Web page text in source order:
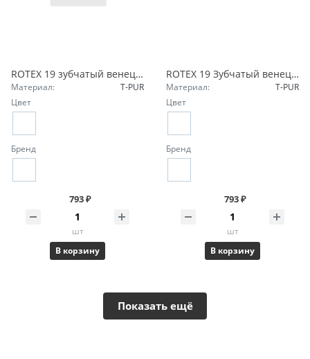
ROTEX 19 зубчатый венец 64 Sh-D T-PUR светло-зеленый 020191000020 KTR
Материал:
T-PUR
Цвет
Бренд
793 ₽
шт
В корзину
ROTEX 19 Зубчатый венец 98 Sh-A T-PUR лиловый 020191000042
Материал:
T-PUR
Цвет
Бренд
793 ₽
шт
В корзину
Показать ещё